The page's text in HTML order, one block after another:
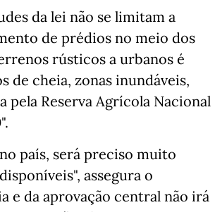
da lei não se limitam a
de prédios no meio dos
rústicos a urbanos é
de cheia, zonas inundáveis,
Reserva Agrícola Nacional
país, será preciso muito
assegura o
e da aprovação central não irá